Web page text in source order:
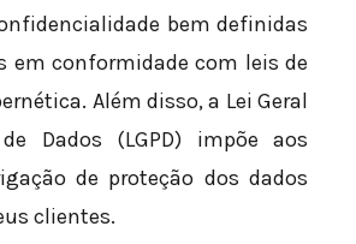
bem definidas
em conformidade com leis de
Além disso, a Lei Geral
Dados (LGPD) impõe aos
de proteção dos dados
clientes.